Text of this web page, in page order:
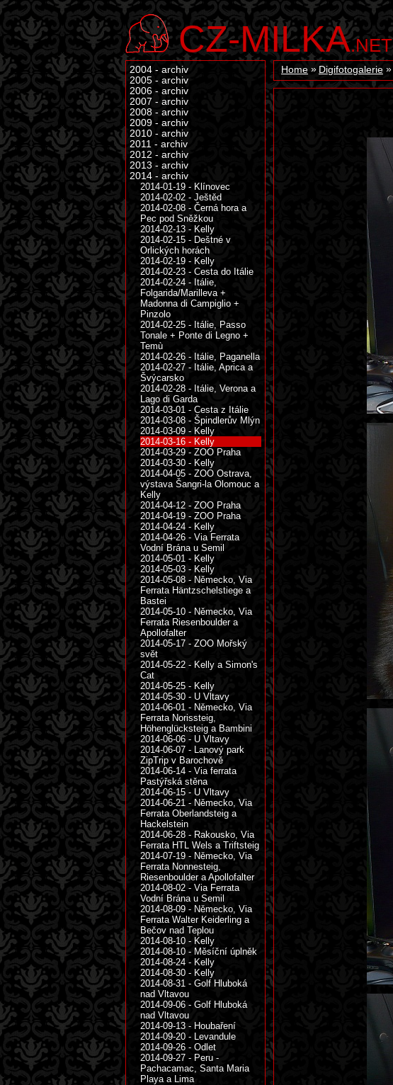
CZ-MILKA.NET
Home Digifotogalerie
2004 - archiv
2005 - archiv
2006 - archiv
2007 - archiv
2008 - archiv
2009 - archiv
2010 - archiv
2011 - archiv
2012 - archiv
2013 - archiv
2014 - archiv
2014-01-19 - Klínovec
2014-02-02 - Ještěd
2014-02-08 - Černá hora a
Pec pod Sněžkou
2014-02-13 - Kelly
2014-02-15 - Deštné v
Orlických horách
2014-02-19 - Kelly
2014-02-23 - Cesta do Itálie
2014-02-24 - Itálie,
Folgarida/Marilleva +
Madonna di Campiglio +
Pinzolo
2014-02-25 - Itálie, Passo
Tonale + Ponte di Legno +
Temù
2014-02-26 - Itálie, Paganella
2014-02-27 - Itálie, Aprica a
Švýcarsko
2014-02-28 - Itálie, Verona a
Lago di Garda
2014-03-01 - Cesta z Itálie
2014-03-08 - Špindlerův Mlýn
2014-03-09 - Kelly
2014-03-16 - Kelly
2014-03-29 - ZOO Praha
2014-03-30 - Kelly
2014-04-05 - ZOO Ostrava,
výstava Šangri-la Olomouc a
Kelly
2014-04-12 - ZOO Praha
2014-04-19 - ZOO Praha
2014-04-24 - Kelly
2014-04-26 - Via Ferrata
Vodní Brána u Semil
2014-05-01 - Kelly
2014-05-03 - Kelly
2014-05-08 - Německo, Via
Ferrata Häntzschelstiege a
Bastei
2014-05-10 - Německo, Via
Ferrata Riesenboulder a
Apollofalter
2014-05-17 - ZOO Mořský
svět
2014-05-22 - Kelly a Simon's
Cat
2014-05-25 - Kelly
2014-05-30 - U Vltavy
2014-06-01 - Německo, Via
Ferrata Norissteig,
Höhenglücksteig a Bambini
2014-06-06 - U Vltavy
2014-06-07 - Lanový park
ZipTrip v Barochově
2014-06-14 - Via ferrata
Pastýřská stěna
2014-06-15 - U Vltavy
2014-06-21 - Německo, Via
Ferrata Oberlandsteig a
Hackelstein
2014-06-28 - Rakousko, Via
Ferrata HTL Wels a Triftsteig
2014-07-19 - Německo, Via
Ferrata Nonnesteig,
Riesenboulder a Apollofalter
2014-08-02 - Via Ferrata
Vodní Brána u Semil
2014-08-09 - Německo, Via
Ferrata Walter Keiderling a
Bečov nad Teplou
2014-08-10 - Kelly
2014-08-10 - Měsíční úplněk
2014-08-24 - Kelly
2014-08-30 - Kelly
2014-08-31 - Golf Hluboká
nad Vltavou
2014-09-06 - Golf Hluboká
nad Vltavou
2014-09-13 - Houbaření
2014-09-20 - Levandule
2014-09-26 - Odlet
2014-09-27 - Peru -
Pachacamac, Santa Maria
Playa a Lima